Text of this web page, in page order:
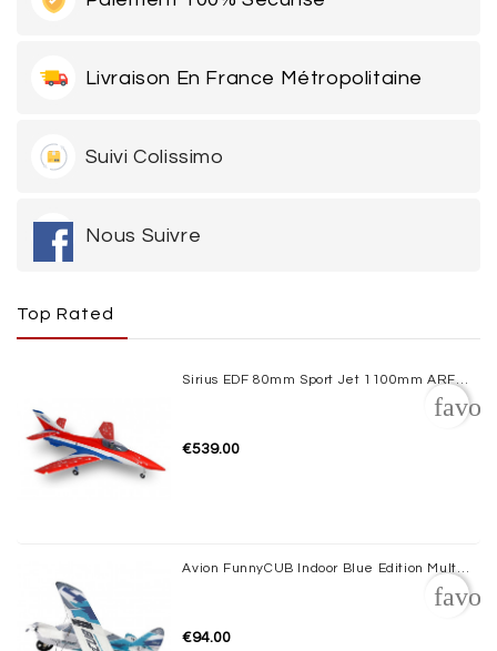
Livraison En France Métropolitaine
Suivi Colissimo
Nous Suivre
Top Rated
Sirius EDF 80mm Sport Jet 1100mm ARF XFly
€539.00
Avion FunnyCUB Indoor Blue Edition Multiplex
€94.00